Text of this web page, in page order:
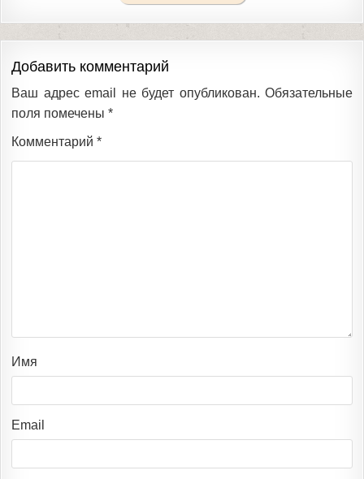
Добавить комментарий
Ваш адрес email не будет опубликован. Обязательные
поля помечены *
Комментарий *
Имя
Email